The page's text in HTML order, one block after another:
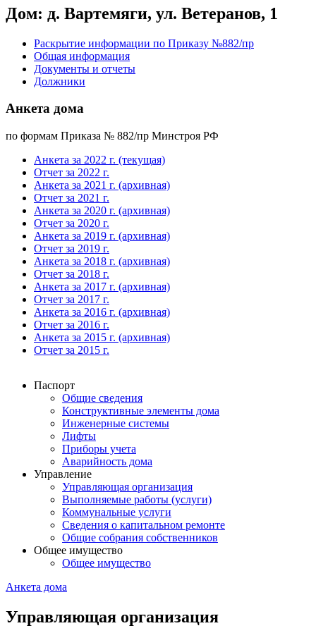
Дом: д. Вартемяги, ул. Ветеранов, 1
Раскрытие информации по Приказу №882/пр
Общая информация
Документы и отчеты
Должники
Анкета дома
по формам Приказа № 882/пр Минстроя РФ
Анкета за 2022 г. (текущая)
Отчет за 2022 г.
Анкета за 2021 г. (архивная)
Отчет за 2021 г.
Анкета за 2020 г. (архивная)
Отчет за 2020 г.
Анкета за 2019 г. (архивная)
Отчет за 2019 г.
Анкета за 2018 г. (архивная)
Отчет за 2018 г.
Анкета за 2017 г. (архивная)
Отчет за 2017 г.
Анкета за 2016 г. (архивная)
Отчет за 2016 г.
Анкета за 2015 г. (архивная)
Отчет за 2015 г.
Паспорт
Общие сведения
Конструктивные элементы дома
Инженерные системы
Лифты
Приборы учета
Аварийность дома
Управление
Управляющая организация
Выполняемые работы (услуги)
Коммунальные услуги
Сведения о капитальном ремонте
Общие собрания собственников
Общее имущество
Общее имущество
Анкета дома
Управляющая организация